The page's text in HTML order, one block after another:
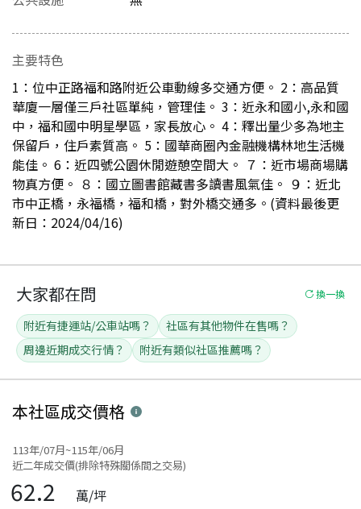
主要特色
1：位中正路福和路附近公車動線多交通方便。 2：高品質
華廈一層僅三戶社區單純，管理佳。 3：近永和國小,永和國
中，福和國中明星學區，家長放心。 4：釋出量少多為地主
保留戶，住戶素質高。 5：國華商圈內金融機構林地生活機
能佳。 6：近四號公園休閒遊憩空間大。 ７：近市場商場購
物真方便。 ８：國立圖書館藏書多讀書風氣佳。 ９：近北
市中正橋，永福橋，福和橋，對外橋交通多。(資料最後更
新日：2024/04/16)
大家都在問 換一換
附近有捷運站/公車站嗎？
社區有其他物件在售嗎？
周邊近期成交行情？
附近有類似社區推薦嗎？
本社區成交價格
113年/07月~115年/06月
近二年成交價(排除特殊關係間之交易)
62.2 萬/坪